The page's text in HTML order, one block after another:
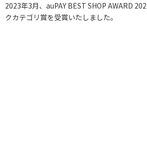
2023年3月、auPAY BEST SHOP AWARD
クカテゴリ賞を受賞いたしました。